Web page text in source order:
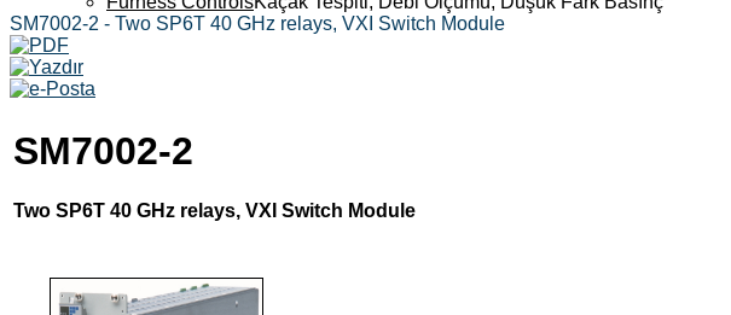
SM7002-2 - Two SP6T 40 GHz relays, VXI Switch Module
SM7002-2
Two SP6T 40 GHz relays, VXI Switch Module